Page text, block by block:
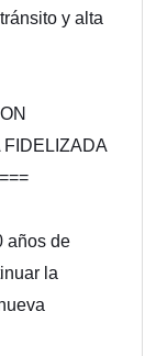
y alta
FIDELIZADA
años de
la